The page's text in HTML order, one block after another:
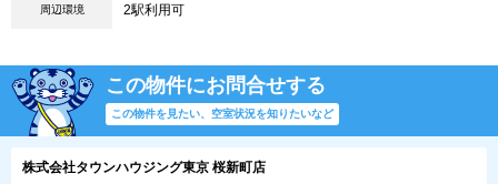
周辺環境 2駅利用可
この物件にお問合せする
この物件を見たい、空室状況を知りたいなど
株式会社タウンハウジング東京 桜新町店